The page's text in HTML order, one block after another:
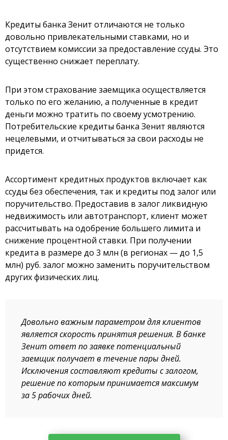
Кредиты банка Зенит отличаются не только
довольно привлекательными ставками, но и
отсутствием комиссии за предоставление ссуды. Это
существенно снижает переплату.
При этом страхование заемщика осуществляется
только по его желанию, а полученные в кредит
деньги можно тратить по своему усмотрению.
Потребительские кредиты банка Зенит являются
нецелевыми, и отчитываться за свои расходы не
придется.
Ассортимент кредитных продуктов включает как
ссуды без обеспечения, так и кредиты под залог или
поручительство. Предоставив в залог ликвидную
недвижимость или автотранспорт, клиент может
рассчитывать на одобрение большего лимита и
снижение процентной ставки. При получении
кредита в размере до 3 млн (в регионах — до 1,5
млн) руб. залог можно заменить поручительством
других физических лиц.
Довольно важным параметром для клиентов
является скорость принятия решения. В банке
Зенит ответ по заявке потенциальный
заемщик получает в течение пары дней.
Исключения составляют кредиты с залогом,
решение по которым принимается максимум
за 5 рабочих дней.